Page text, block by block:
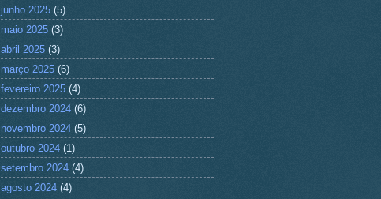
junho 2025 (5)
maio 2025 (3)
abril 2025 (3)
março 2025 (6)
fevereiro 2025 (4)
dezembro 2024 (6)
novembro 2024 (5)
outubro 2024 (1)
setembro 2024 (4)
agosto 2024 (4)